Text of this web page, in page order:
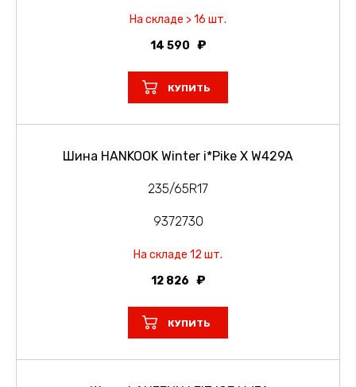
На складе > 16 шт.
14 590
КУПИТЬ
Шина HANKOOK Winter i*Pike X W429A
235/65R17
9372730
На складе 12 шт.
12 826
КУПИТЬ